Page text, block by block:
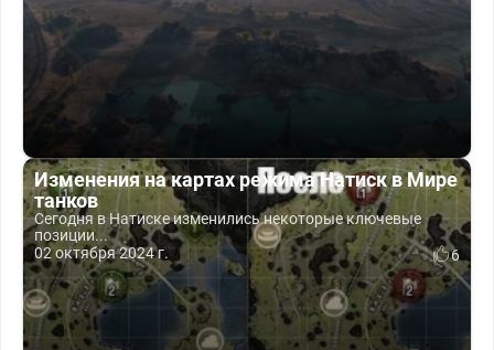
Изменения на картах режима Натиск в Мире
танков
Сегодня в Натиске изменились некоторые ключевые
позиции...
02 октября 2024 г.
6